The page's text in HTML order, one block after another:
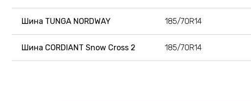
Шина TUNGA NORDWAY 185/70R14
Шина CORDIANT Snow Cross 2 185/70R14